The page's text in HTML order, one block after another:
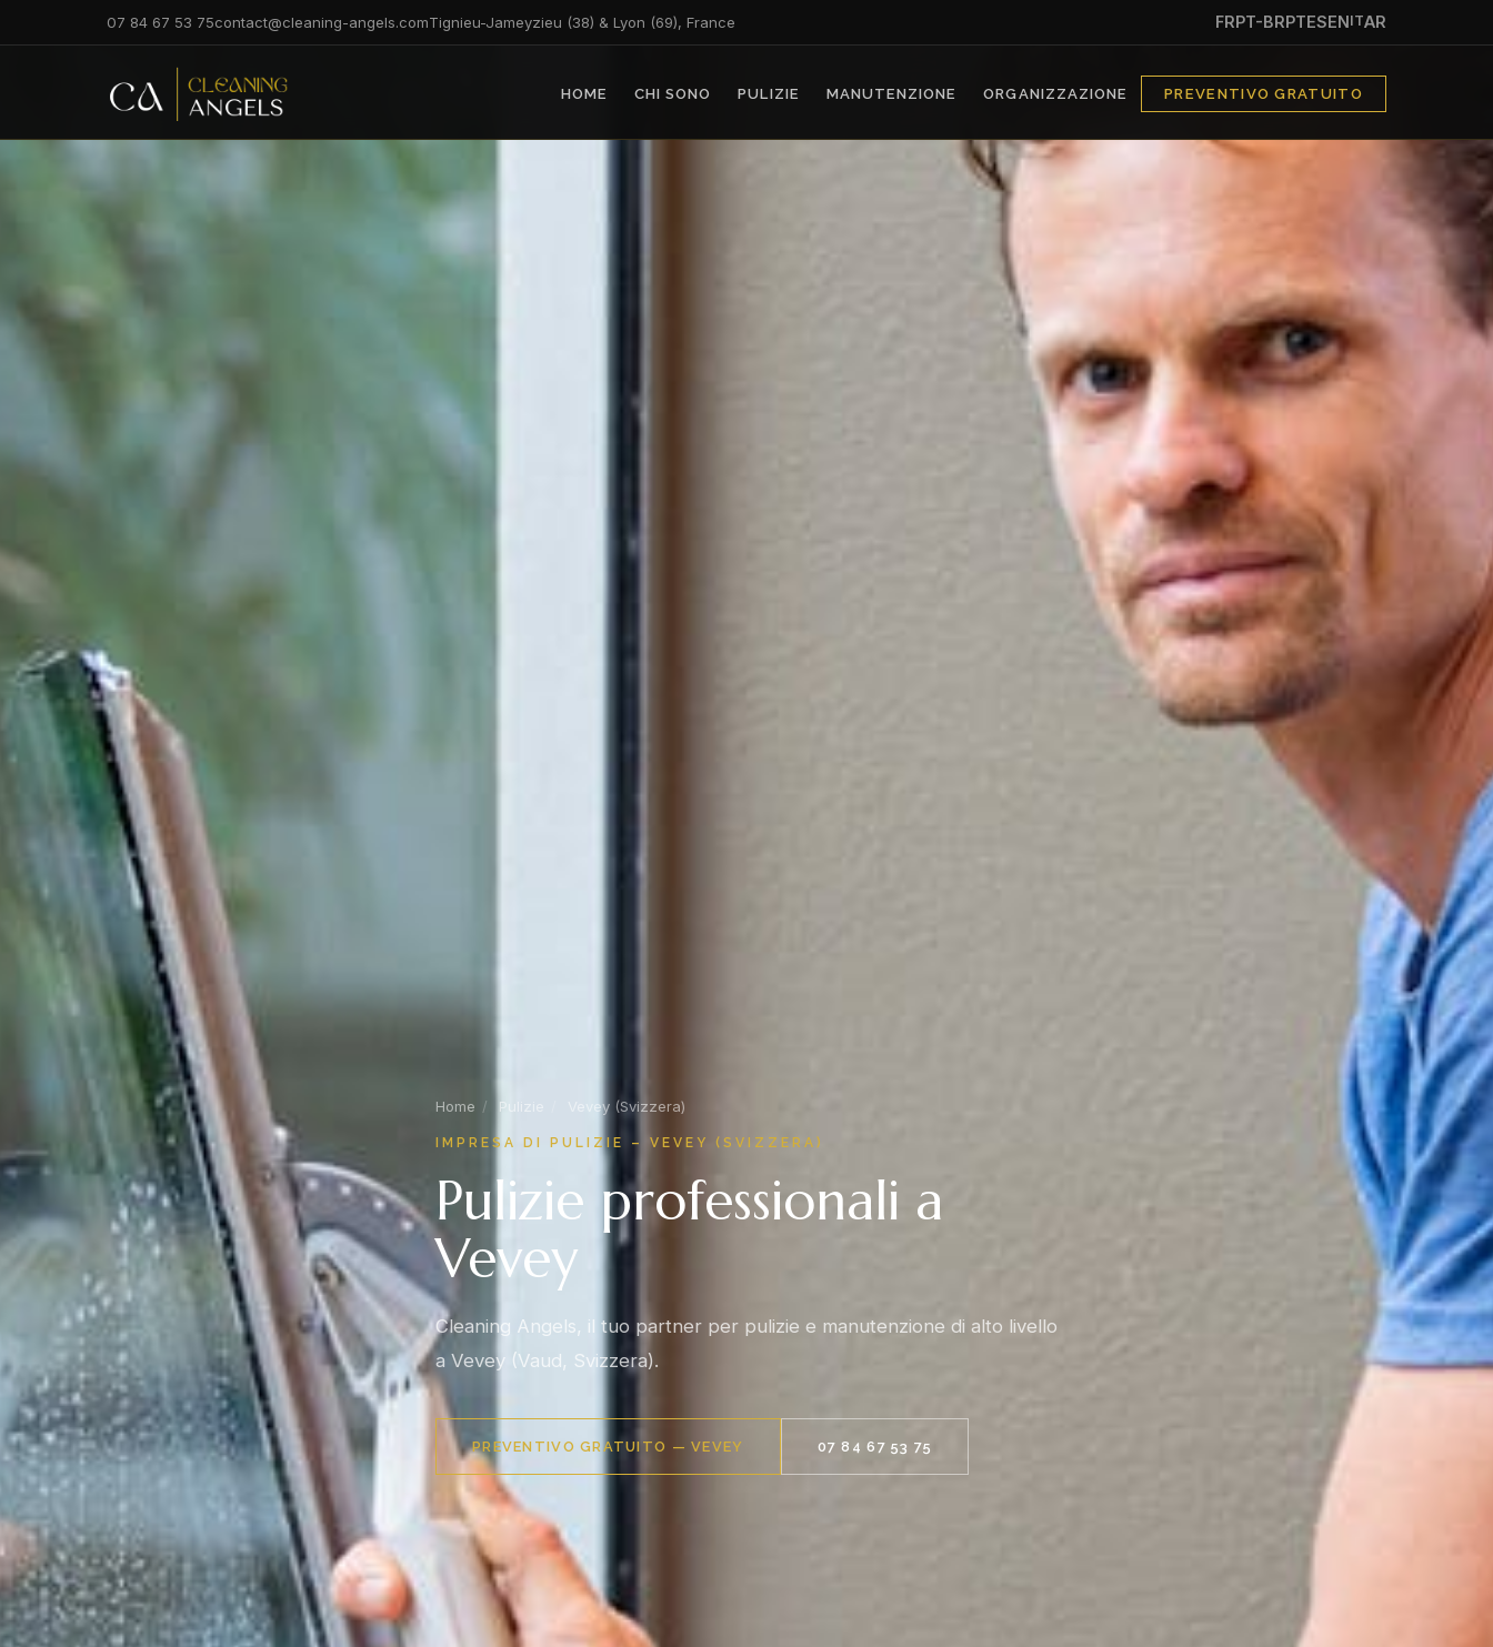
07 84 67 53 75contact@cleaning-angels.comTignieu-Jameyzieu (38) & Lyon (69), France FRPT-BRPTESENITAR
HOME CHI SONO PULIZIE MANUTENZIONE ORGANIZZAZIONE PREVENTIVO GRATUITO
Home / Pulizie Vevey (Svizzera)
IMPRESA DI PULIZIE – VEVEY (SVIZZERA)
Pulizie professionali a
Vevey
Cleaning Angels, il tuo partner per pulizie e manutenzione di alto livello
a Vevey (Vaud, Svizzera).
PREVENTIVO GRATUITO — VEVEY 07 84 67 53 75